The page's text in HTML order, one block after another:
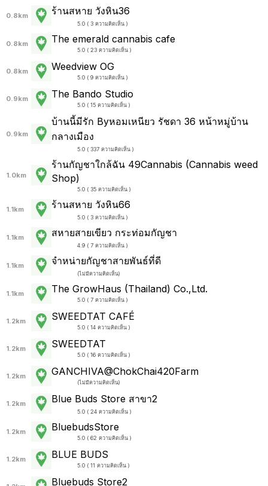
0.8km ร้านสหาย วังหิน36
5.0 ( 3 ความคิดเห็น )
0.8km The emerald cannabis cafe
5.0 ( 23 ความคิดเห็น )
0.8km Weedview OG
5.0 ( 9 ความคิดเห็น )
0.9km The Bando Studio
5.0 ( 15 ความคิดเห็น )
0.9km
บ้านนี้มีรัก Byหอมเหนียว รัชดา 36 หน้าหมู่บ้าน
กลางเมือง
5.0 ( 337 ความคิดเห็น )
1.0km
ร้านกัญชาใกล้ฉัน 49Cannabis (Cannabis weed
Shop)
5.0 ( 35 ความคิดเห็น )
1.1km ร้านสหาย วังหิน66
5.0 ( 3 ความคิดเห็น )
1.1km สหายสายเขียว กระท่อมกัญชา
4.9 ( 7 ความคิดเห็น )
1.1km จำหน่ายกัญชาสายพันธ์ที่ดี
(ไม่มีความคิดเห็น)
1.1km The GrowHaus (Thailand) Co.,Ltd.
5.0 ( 7 ความคิดเห็น )
1.2km SWEEDTAT CAFÉ
5.0 ( 14 ความคิดเห็น )
1.2km SWEEDTAT
5.0 ( 16 ความคิดเห็น )
1.2km GANCHIVA@ChokChai420Farm
(ไม่มีความคิดเห็น)
1.2km Blue Buds Store สาขา2
5.0 ( 24 ความคิดเห็น )
1.2km BluebudsStore
5.0 ( 62 ความคิดเห็น )
1.2km BLUE BUDS
5.0 ( 11 ความคิดเห็น )
Bluebuds Store2